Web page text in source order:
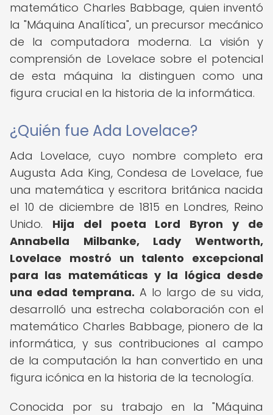
matemático Charles Babbage, quien inventó
la "Máquina Analítica", un precursor mecánico
de la computadora moderna. La visión y
comprensión de Lovelace sobre el potencial
de esta máquina la distinguen como una
figura crucial en la historia de la informática.
¿Quién fue Ada Lovelace?
Ada Lovelace, cuyo nombre completo era
Augusta Ada King, Condesa de Lovelace, fue
una matemática y escritora británica nacida
el 10 de diciembre de 1815 en Londres, Reino
Unido. Hija del poeta Lord Byron y de
Annabella Milbanke, Lady Wentworth,
Lovelace mostró un talento excepcional
para las matemáticas y la lógica desde
una edad temprana. A lo largo de su vida,
desarrolló una estrecha colaboración con el
matemático Charles Babbage, pionero de la
informática, y sus contribuciones al campo
de la computación la han convertido en una
figura icónica en la historia de la tecnología.
Conocida por su trabajo en la "Máquina